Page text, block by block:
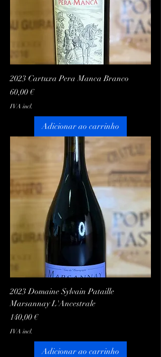
2023 Cartuxa Pera Manca Branco
Preço
60,00 €
IVA incl.
Adicionar ao carrinho
2023 Domaine Sylvain Pataille
Marsannay L'Ancestrale
Preço
140,00 €
IVA incl.
Adicionar ao carrinho